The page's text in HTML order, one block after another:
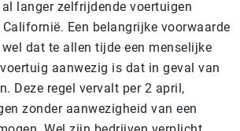
langer zelfrijdende voertuigen
Een belangrijke voorwaarde
dat te allen tijde een menselijke
aanwezig is dat in geval van
Deze regel vervalt per 2 april,
zonder aanwezigheid van een